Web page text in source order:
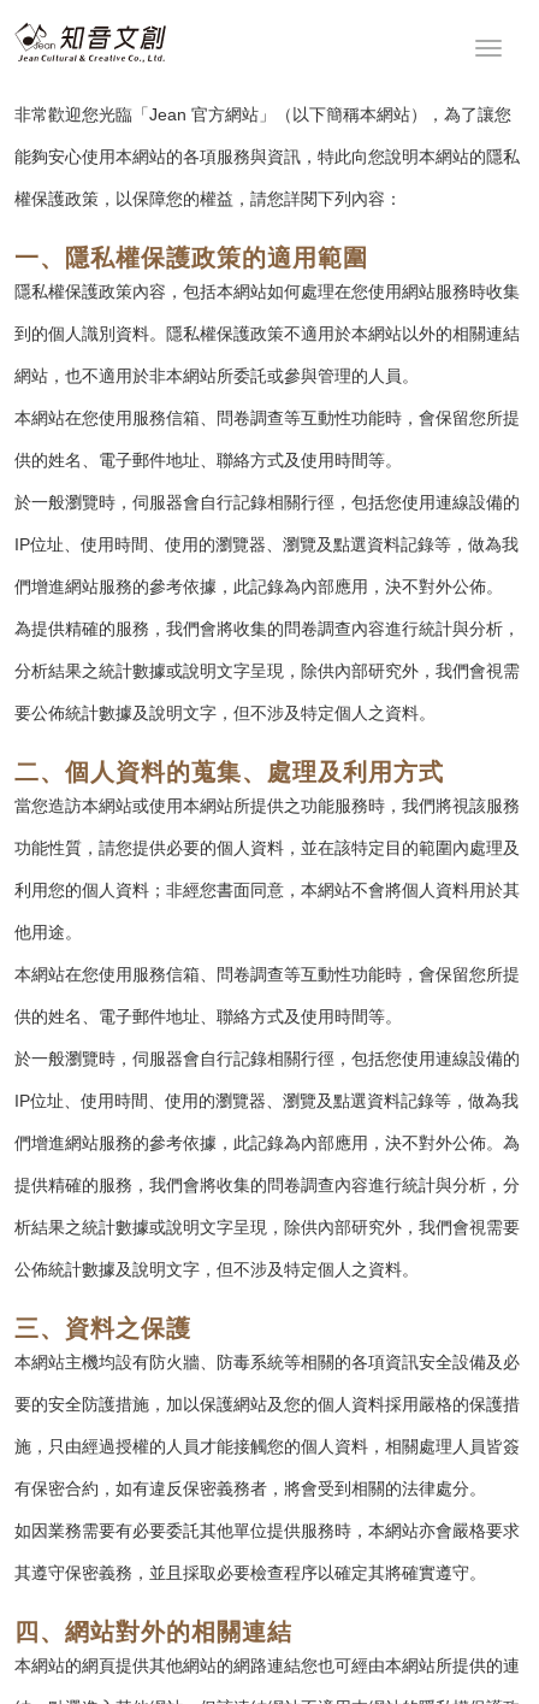
非常歡迎您光臨「Jean 官方網站」（以下簡稱本網站），為了讓您
能夠安心使用本網站的各項服務與資訊，特此向您說明本網站的隱私
權保護政策，以保障您的權益，請您詳閱下列內容：
一、隱私權保護政策的適用範圍
隱私權保護政策內容，包括本網站如何處理在您使用網站服務時收集
到的個人識別資料。隱私權保護政策不適用於本網站以外的相關連結
網站，也不適用於非本網站所委託或參與管理的人員。
本網站在您使用服務信箱、問卷調查等互動性功能時，會保留您所提
供的姓名、電子郵件地址、聯絡方式及使用時間等。
於一般瀏覽時，伺服器會自行記錄相關行徑，包括您使用連線設備的
IP位址、使用時間、使用的瀏覽器、瀏覽及點選資料記錄等，做為我
們增進網站服務的參考依據，此記錄為內部應用，決不對外公佈。
為提供精確的服務，我們會將收集的問卷調查內容進行統計與分析，
分析結果之統計數據或說明文字呈現，除供內部研究外，我們會視需
要公佈統計數據及說明文字，但不涉及特定個人之資料。
二、個人資料的蒐集、處理及利用方式
當您造訪本網站或使用本網站所提供之功能服務時，我們將視該服務
功能性質，請您提供必要的個人資料，並在該特定目的範圍內處理及
利用您的個人資料；非經您書面同意，本網站不會將個人資料用於其
他用途。
本網站在您使用服務信箱、問卷調查等互動性功能時，會保留您所提
供的姓名、電子郵件地址、聯絡方式及使用時間等。
於一般瀏覽時，伺服器會自行記錄相關行徑，包括您使用連線設備的
IP位址、使用時間、使用的瀏覽器、瀏覽及點選資料記錄等，做為我
們增進網站服務的參考依據，此記錄為內部應用，決不對外公佈。為
提供精確的服務，我們會將收集的問卷調查內容進行統計與分析，分
析結果之統計數據或說明文字呈現，除供內部研究外，我們會視需要
公佈統計數據及說明文字，但不涉及特定個人之資料。
三、資料之保護
本網站主機均設有防火牆、防毒系統等相關的各項資訊安全設備及必
要的安全防護措施，加以保護網站及您的個人資料採用嚴格的保護措
施，只由經過授權的人員才能接觸您的個人資料，相關處理人員皆簽
有保密合約，如有違反保密義務者，將會受到相關的法律處分。
如因業務需要有必要委託其他單位提供服務時，本網站亦會嚴格要求
其遵守保密義務，並且採取必要檢查程序以確定其將確實遵守。
四、網站對外的相關連結
本網站的網頁提供其他網站的網路連結您也可經由本網站所提供的連